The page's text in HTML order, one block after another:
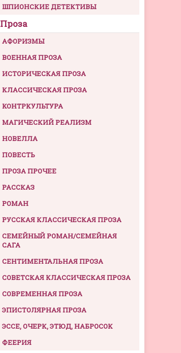
ШПИОНСКИЕ ДЕТЕКТИВЫ
Проза
АФОРИЗМЫ
ВОЕННАЯ ПРОЗА
ИСТОРИЧЕСКАЯ ПРОЗА
КЛАССИЧЕСКАЯ ПРОЗА
КОНТРКУЛЬТУРА
МАГИЧЕСКИЙ РЕАЛИЗМ
НОВЕЛЛА
ПОВЕСТЬ
ПРОЗА ПРОЧЕЕ
РАССКАЗ
РОМАН
РУССКАЯ КЛАССИЧЕСКАЯ ПРОЗА
СЕМЕЙНЫЙ РОМАН/СЕМЕЙНАЯ
САГА
СЕНТИМЕНТАЛЬНАЯ ПРОЗА
СОВЕТСКАЯ КЛАССИЧЕСКАЯ ПРОЗА
СОВРЕМЕННАЯ ПРОЗА
ЭПИСТОЛЯРНАЯ ПРОЗА
ЭССЕ, ОЧЕРК, ЭТЮД, НАБРОСОК
ФЕЕРИЯ